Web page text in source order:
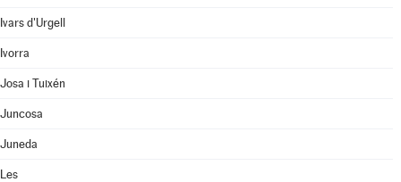
Ivars d'Urgell
Ivorra
Josa i Tuixén
Juncosa
Juneda
Les